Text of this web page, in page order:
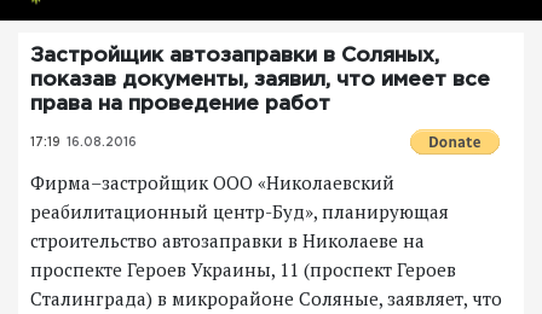
Застройщик автозаправки в Соляных,
показав документы, заявил, что имеет все
права на проведение работ
17:19 16.08.2016
Фирма–застройщик ООО «Николаевский
реабилитационный центр-Буд», планирующая
строительство автозаправки в Николаеве на
проспекте Героев Украины, 11 (проспект Героев
Сталинграда) в микрорайоне Соляные, заявляет, что